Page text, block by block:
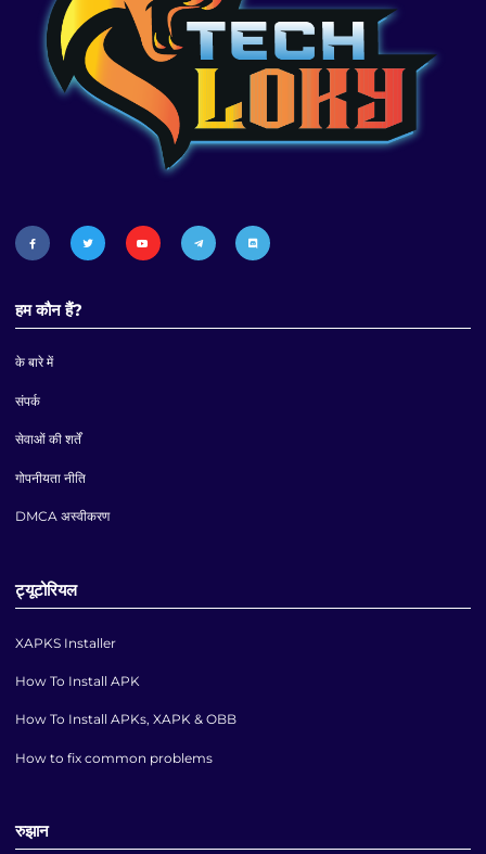
हम कौन हैं?
के बारे में
संपर्क
सेवाओं की शर्तें
गोपनीयता नीति
DMCA अस्वीकरण
ट्यूटोरियल
XAPKS Installer
How To Install APK
How To Install APKs, XAPK & OBB
How to fix common problems
रुझान